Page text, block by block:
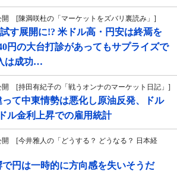
開 [陳満咲杜の「マーケットをズバリ裏読み」]
す展開に!? 米ドル高・円安は終焉を
円の大台打診があってもサプライズで
は成功…
開 [持田有紀子の「戦うオンナのマーケット日記」]
て中東情勢は悪化し原油反発、ドル
ル金利上昇での雇用統計
開 [今井雅人の「どうする？ どうなる？ 日本経
で円は一時的に方向感を失いそうだ